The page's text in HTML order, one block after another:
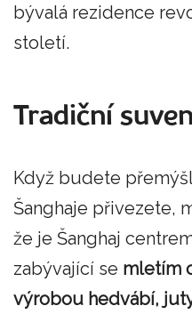
bývalá rezidence
století.
Tradiční
Když budete
Šanghaje přivezete,
že je Šanghaj
zabývající se mletím
výrobou hedvábí,